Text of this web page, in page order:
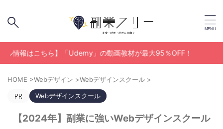
ら】「Udemy」の動画教材が最大95％OFF！
HOME >Webデザイン >Webデザインスクール >
Webデザインスクール
【2024年】副業に強いWebデザインスクール